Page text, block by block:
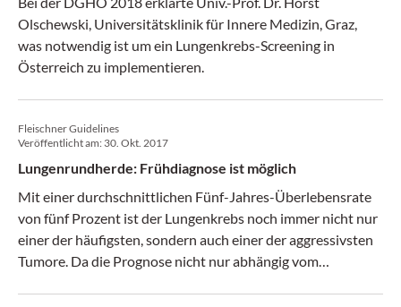
Olschewski, Universitätsklinik für Innere Medizin, Graz,
was notwendig ist um ein Lungenkrebs-Screening in
Österreich zu implementieren.
Fleischner Guidelines
Veröffentlicht am: 30. Okt. 2017
Lungenrundherde: Frühdiagnose ist möglich
Mit einer durchschnittlichen Fünf-Jahres-Überlebensrate
von fünf Prozent ist der Lungenkrebs noch immer nicht nur
einer der häufigsten, sondern auch einer der aggressivsten
Tumore. Da die Prognose nicht nur abhängig vom